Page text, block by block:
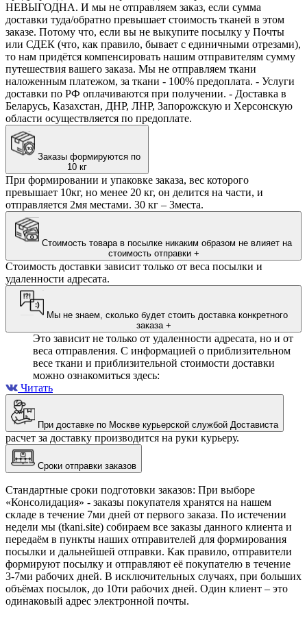
НЕВЫГОДНА. И мы не отправляем заказ, если сумма
доставки туда/обратно превышает стоимость тканей в этом
заказе. Потому что, если вы не выкупите посылку у Почты
или СДЕК (что, как правило, бывает с единичными отрезами),
то нам придётся компенсировать нашим отправителям сумму
путешествия вашего заказа. Мы не отправляем ткани
наложенным платежом, за ткани - 100% предоплата. - Услуги
доставки по РФ оплачиваются при получении. - Доставка в
Беларусь, Казахстан, ДНР, ЛНР, Запорожскую и Херсонскую
области осуществляется по предоплате.
Заказы формируются по
10 кг
При формировании и упаковке заказа, вес которого
превышает 10кг, но менее 20 кг, он делится на части, и
отправляется 2мя местами. 30 кг – 3места.
стоимость отправки +
Стоимость доставки зависит только от веса посылки и
удаленности адресата.
Мы не знаем, сколько будет стоить доставка конкретного
заказа +
Это зависит не только от удаленности адресата, но и от
веса отправления. С информацией о приблизительном
весе ткани и приблизительной стоимости доставки
можно ознакомиться здесь:
Читать
При доставке по Москве курьерской службой Достависта
расчет за доставку производится на руки курьеру.
Сроки отправки заказов
Стандартные сроки подготовки заказов: При выборе
«Консолидация» - заказы покупателя хранятся на нашем
складе в течение 7ми дней от первого заказа. По истечении
недели мы (tkani.site) собираем все заказы данного клиента и
передаём в пункты наших отправителей для формирования
посылки и дальнейшей отправки. Как правило, отправители
формируют посылку и отправляют её покупателю в течение
3-7ми рабочих дней. В исключительных случаях, при больших
объёмах посылок, до 10ти рабочих дней. Один клиент – это
одинаковый адрес электронной почты.